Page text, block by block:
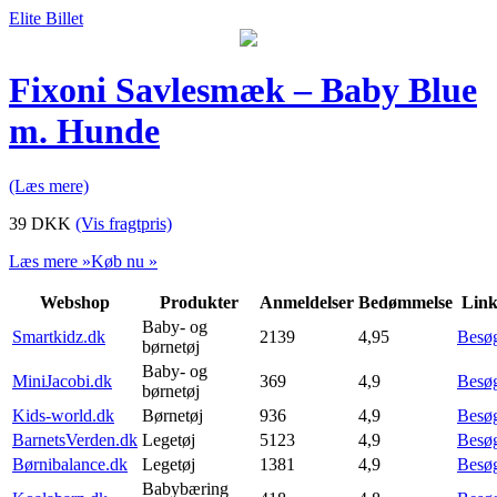
Elite Billet
Fixoni Savlesmæk – Baby Blue
m. Hunde
(Læs mere)
39 DKK (Vis fragtpris)
Læs mere »Køb nu »
Webshop Produkter Anmeldelser Bedømmelse Link
Smartkidz.dk
Baby- og
børnetøj
2139 4,95
MiniJacobi.dk
Baby- og
børnetøj
369 4,9
Kids-world.dk
Børnetøj 936 4,9
BarnetsVerden.dk Legetøj 5123 4,9
Børnibalance.dk
Legetøj 1381 4,9
Babybæring